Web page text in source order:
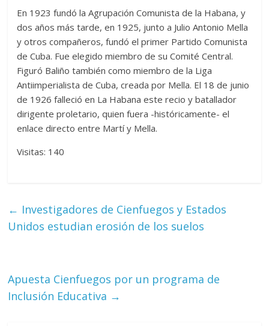
En 1923 fundó la Agrupación Comunista de la Habana, y
dos años más tarde, en 1925, junto a Julio Antonio Mella
y otros compañeros, fundó el primer Partido Comunista
de Cuba. Fue elegido miembro de su Comité Central.
Figuró Baliño también como miembro de la Liga
Antiimperialista de Cuba, creada por Mella. El 18 de junio
de 1926 falleció en La Habana este recio y batallador
dirigente proletario, quien fuera -históricamente- el
enlace directo entre Martí y Mella.
Visitas: 140
← Investigadores de Cienfuegos y Estados
Unidos estudian erosión de los suelos
Apuesta Cienfuegos por un programa de
Inclusión Educativa →